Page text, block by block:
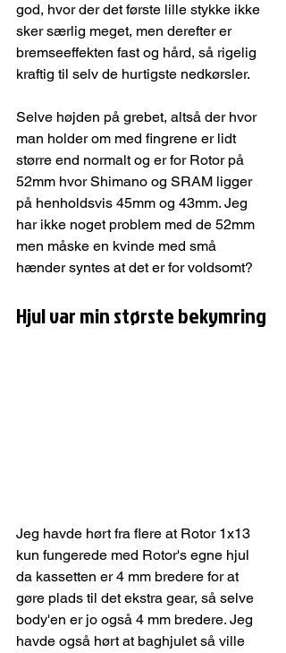
god, hvor der det første lille stykke ikke
sker særlig meget, men derefter er
bremseeffekten fast og hård, så rigelig
kraftig til selv de hurtigste nedkørsler.
Selve højden på grebet, altså der hvor
man holder om med fingrene er lidt
større end normalt og er for Rotor på
52mm hvor Shimano og SRAM ligger
på henholdsvis 45mm og 43mm. Jeg
har ikke noget problem med de 52mm
men måske en kvinde med små
hænder syntes at det er for voldsomt?
Hjul var min største bekymring
Jeg havde hørt fra flere at Rotor 1x13
kun fungerede med Rotor's egne hjul
da kassetten er 4 mm bredere for at
gøre plads til det ekstra gear, så selve
body'en er jo også 4 mm bredere. Jeg
havde også hørt at baghjulet så ville